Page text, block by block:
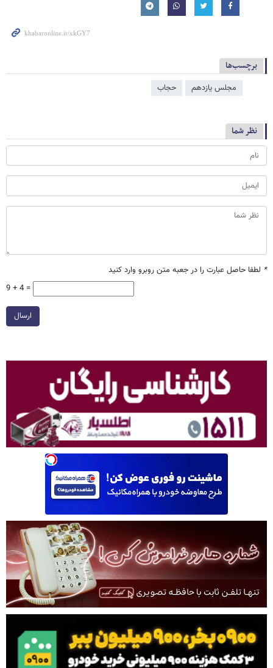
برچسب‌ها
مجلس یازدهم حجاب
نظر شما
* لطفا حاصل عبارت را در جعبه متن روبرو وارد کنید
9 + 4 =
ارسال